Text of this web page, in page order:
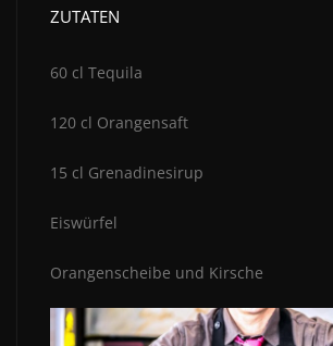
ZUTATEN
60 cl Tequila
120 cl Orangensaft
15 cl Grenadinesirup
Eiswürfel
Orangenscheibe und Kirsche